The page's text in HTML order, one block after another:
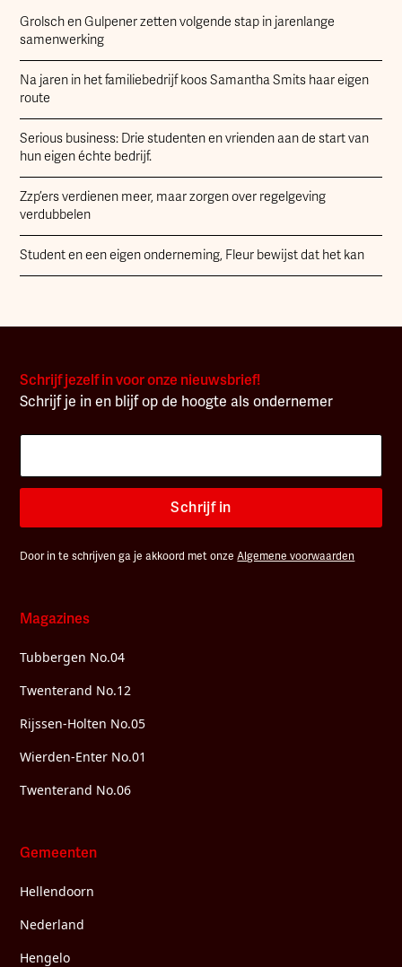
Grolsch en Gulpener zetten volgende stap in jarenlange
samenwerking
Na jaren in het familiebedrijf koos Samantha Smits haar eigen
route
Serious business: Drie studenten en vrienden aan de start van
hun eigen échte bedrijf.
Zzp’ers verdienen meer, maar zorgen over regelgeving
verdubbelen
Student en een eigen onderneming, Fleur bewijst dat het kan
Schrijf jezelf in voor onze nieuwsbrief!
Schrijf je in en blijf op de hoogte als ondernemer
Schrijf in
Door in te schrijven ga je akkoord met onzeAlgemene voorwaarden
Magazines
Tubbergen No.04
Twenterand No.12
Rijssen-Holten No.05
Wierden-Enter No.01
Twenterand No.06
Gemeenten
Hellendoorn
Nederland
Hengelo